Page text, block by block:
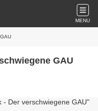
MENU
GAU